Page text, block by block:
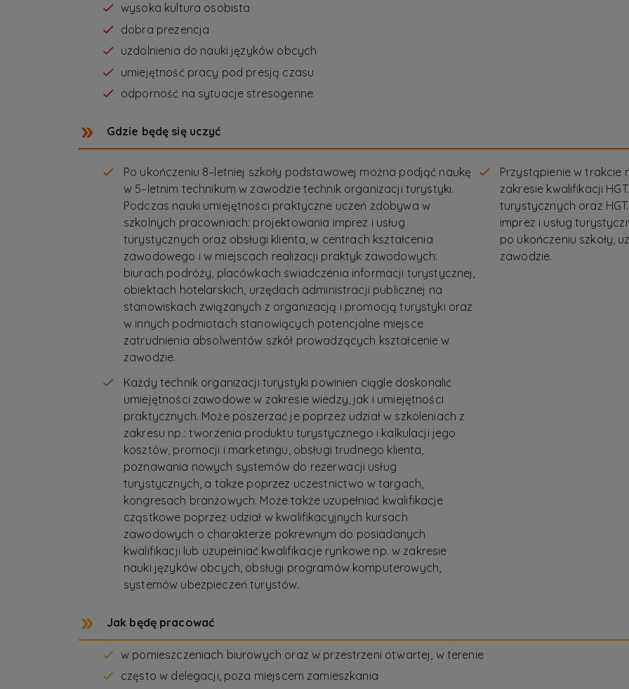
wysoka kultura osobista
dobra prezencja
uzdolnienia do nauki języków obcych
umiejętność pracy pod presją czasu
odporność na sytuacje stresogenne
Gdzie będę się uczyć
Po ukończeniu 8–letniej szkoły podstawowej można podjąć naukę
w 5–letnim technikum w zawodzie technik organizacji turystyki.
Podczas nauki umiejętności praktyczne uczeń zdobywa w
szkolnych pracowniach: projektowania imprez i usług
turystycznych oraz obsługi klienta, w centrach kształcenia
zawodowego i w miejscach realizacji praktyk zawodowych:
biurach podróży, placówkach świadczenia informacji turystycznej,
obiektach hotelarskich, urzędach administracji publicznej na
stanowiskach związanych z organizacją i promocją turystyki oraz
w innych podmiotach stanowiących potencjalne miejsce
zatrudnienia absolwentów szkół prowadzących kształcenie w
zawodzie.
Każdy technik organizacji turystyki powinien ciągle doskonalić
umiejętności zawodowe w zakresie wiedzy, jak i umiejętności
praktycznych. Może poszerzać je poprzez udział w szkoleniach z
zakresu np.: tworzenia produktu turystycznego i kalkulacji jego
kosztów, promocji i marketingu, obsługi trudnego klienta,
poznawania nowych systemów do rezerwacji usług
turystycznych, a także poprzez uczestnictwo w targach,
kongresach branżowych. Może także uzupełniać kwalifikacje
cząstkowe poprzez udział w kwalifikacyjnych kursach
zawodowych o charakterze pokrewnym do posiadanych
kwalifikacji lub uzupełniać kwalifikacje rynkowe np. w zakresie
nauki języków obcych, obsługi programów komputerowych,
systemów ubezpieczeń turystów.
Przystąpienie w trakcie
zakresie kwalifikacji
turystycznych oraz
imprez i usług
po ukończeniu szkoły,
zawodzie.
Jak będę pracować
w pomieszczeniach biurowych oraz w przestrzeni otwartej, w terenie
często w delegacji, poza miejscem zamieszkania